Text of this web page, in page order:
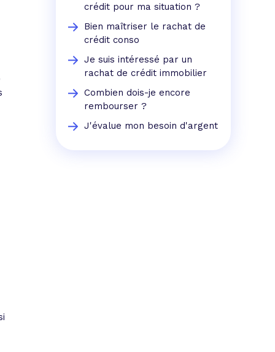
crédit pour ma situation ?
Bien maîtriser le rachat de
crédit conso
Je suis intéressé par un
rachat de crédit immobilier
Combien dois-je encore
rembourser ?
J'évalue mon besoin d'argent